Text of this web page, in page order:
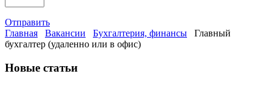
Отправить
Главная
Вакансии Бухгалтерия, финансы
Главный
бухгалтер (удаленно или в офис)
Новые статьи